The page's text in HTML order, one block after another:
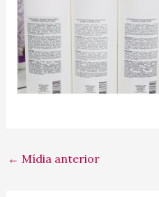
← Mídia anterior